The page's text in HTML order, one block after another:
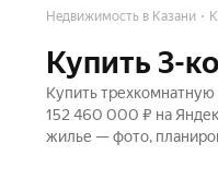
Недвижимость в Казани
Купить 3-
Купить
152 460 000 ₽ на
жилье — фото,